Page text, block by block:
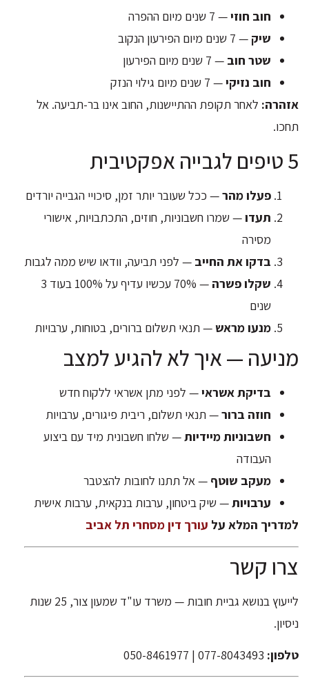
חוב חוזי— 7 שנים מיום ההפרה
שיק — 7 שנים מיום הפירעון הנקוב
שטר חוב — 7 שנים מיום הפירעון
חוב נזיקי— 7 שנים מיום גילוי הנזק
אזהרה: לאחר תקופת ההתיישנות, החוב אינו בר-תביעה. אל
תחכו.
5 טיפים לגבייה אפקטיבית
פעלו מהר— ככל שעובר יותר זמן, סיכויי הגבייה יורדים
תעדו— שמרו חשבוניות, חוזים, התכתבויות, אישורי
מסירה
בדקו את החייב — לפני תביעה, וודאו שיש ממה לגבות
שקלו פשרה
— 70% עכשיו עדיף על 100% בעוד 3
שנים
מנעו מראש— תנאי תשלום ברורים, בטוחות, ערבויות
מניעה — איך לא להגיע למצב
בדיקת אשראי— לפני מתן אשראי ללקוח חדש
חוזה ברור— תנאי תשלום, ריבית פיגורים, ערבויות
חשבוניות מיידיות— שלחו חשבונית מיד עם ביצוע
העבודה
מעקב שוטף — אל תתנו לחובות להצטבר
ערבויות— שיק ביטחון, ערבות בנקאית, ערבות אישית
למדריך המלא על עורך דין מסחרי תל אביב
צרו קשר
לייעוץ בנושא גביית חובות — משרד עו"ד שמעון צור, 25 שנות
ניסיון.
טלפון: